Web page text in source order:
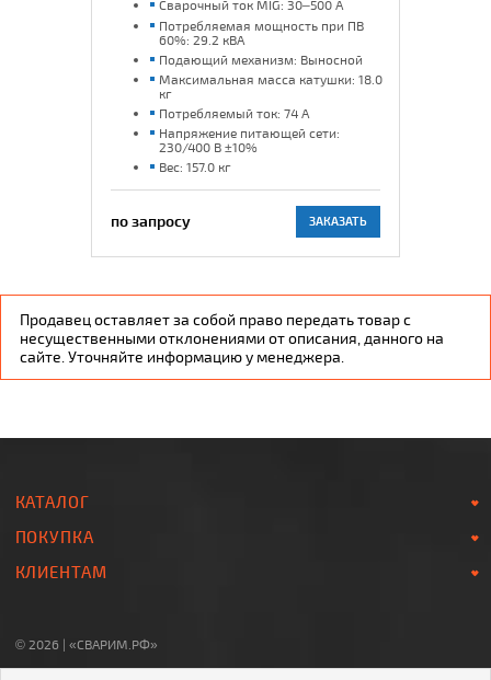
Сварочный ток MIG: 30–500 А
Потребляемая мощность при ПВ
60%: 29.2 кВА
Подающий механизм: Выносной
Максимальная масса катушки: 18.0
кг
Потребляемый ток: 74 А
Напряжение питающей сети:
230/400 В ±10%
Вес: 157.0 кг
по запросу ЗАКАЗАТЬ
Продавец оставляет за собой право передать товар с
несущественными отклонениями от описания, данного на
сайте. Уточняйте информацию у менеджера.
КАТАЛОГ
ПОКУПКА
КЛИЕНТАМ
© 2026 | «СВАРИМ.РФ»